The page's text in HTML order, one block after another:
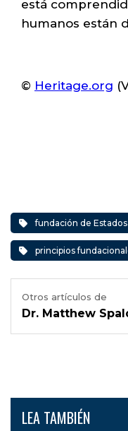
está
humanos están
© Heritage.org
fundación de
principios
Otros artículos de
Dr. Matthew
LEA TAMBIÉN